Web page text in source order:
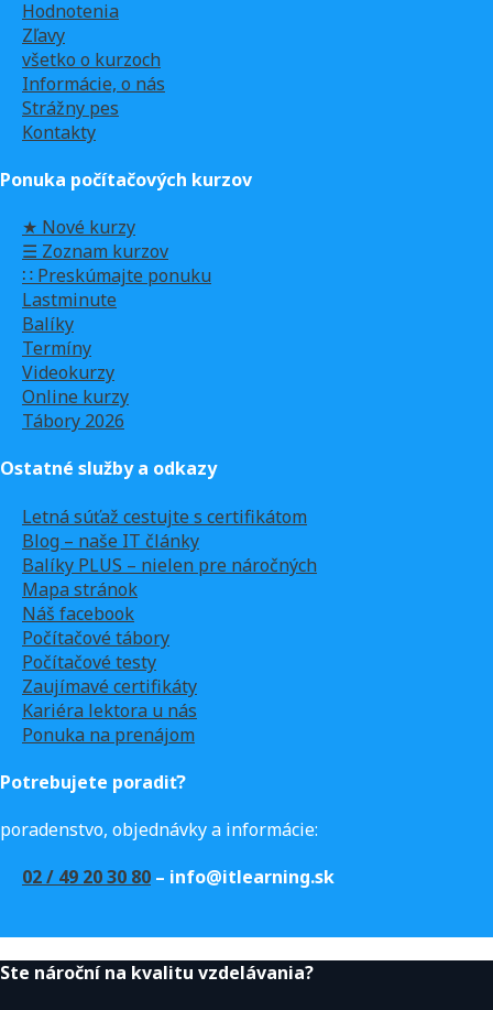
Hodnotenia
Zľavy
všetko o kurzoch
Informácie, o nás
Strážny pes
Kontakty
Ponuka počítačových kurzov
★ Nové kurzy
☰ Zoznam kurzov
∷ Preskúmajte ponuku
Lastminute
Balíky
Termíny
Videokurzy
Online kurzy
Tábory 2026
Ostatné služby a odkazy
Letná súťaž cestujte s certifikátom
Blog – naše IT články
Balíky PLUS – nielen pre náročných
Mapa stránok
Náš facebook
Počítačové tábory
Počítačové testy
Zaujímavé certifikáty
Kariéra lektora u nás
Ponuka na prenájom
Potrebujete poradiť?
poradenstvo, objednávky a informácie:
02 / 49 20 30 80 – info@itlearning.sk
Ste nároční na kvalitu vzdelávania?